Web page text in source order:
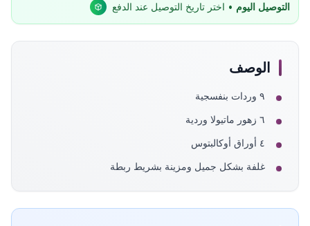
التوصيل اليوم • اختر تاريخ التوصيل عند الدفع
الوصف
٩ وردات بنفسجية
٦ زهور ماتيولا وردية
٤ أوراق أوكالبتوس
غلفة بشكل جميل ومزينة بشريط ربطة